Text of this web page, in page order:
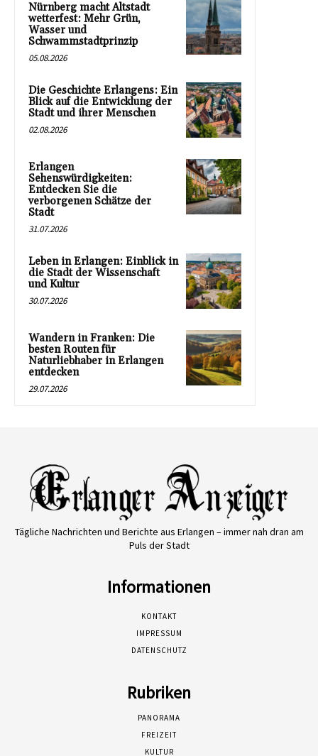
Nürnberg macht Altstadt
wetterfest: Mehr Grün,
Wasser und
Schwammstadtprinzip
05.08.2026
Die Geschichte Erlangens: Ein
Blick auf die Entwicklung der
Stadt und ihrer Menschen
02.08.2026
Erlangen
Sehenswürdigkeiten:
Entdecken Sie die
verborgenen Schätze der
Stadt
31.07.2026
Leben in Erlangen: Einblick in
die Stadt der Wissenschaft
und Kultur
30.07.2026
Wandern in Franken: Die
besten Routen für
Naturliebhaber in Erlangen
entdecken
29.07.2026
Tägliche Nachrichten und Berichte aus Erlangen – immer nah dran am
Puls der Stadt
Informationen
KONTAKT
IMPRESSUM
DATENSCHUTZ
Rubriken
PANORAMA
FREIZEIT
KULTUR